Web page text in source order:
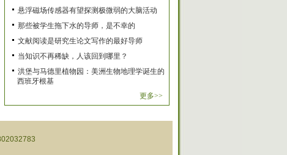
悬浮磁场传感器有望探测极微弱的大脑活动
那些被学生拖下水的导师，是不幸的
文献阅读是研究生论文写作的最好导师
当知识不再稀缺，人该回到哪里？
洪堡与马德里植物园：美洲生物地理学诞生的
西班牙根基
更多>>